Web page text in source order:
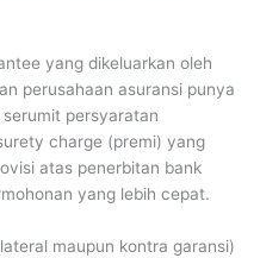
yang dikeluarkan oleh
perusahaan asuransi punya
persyaratan
charge (premi) yang
atas penerbitan bank
yang lebih cepat.
maupun kontra garansi)